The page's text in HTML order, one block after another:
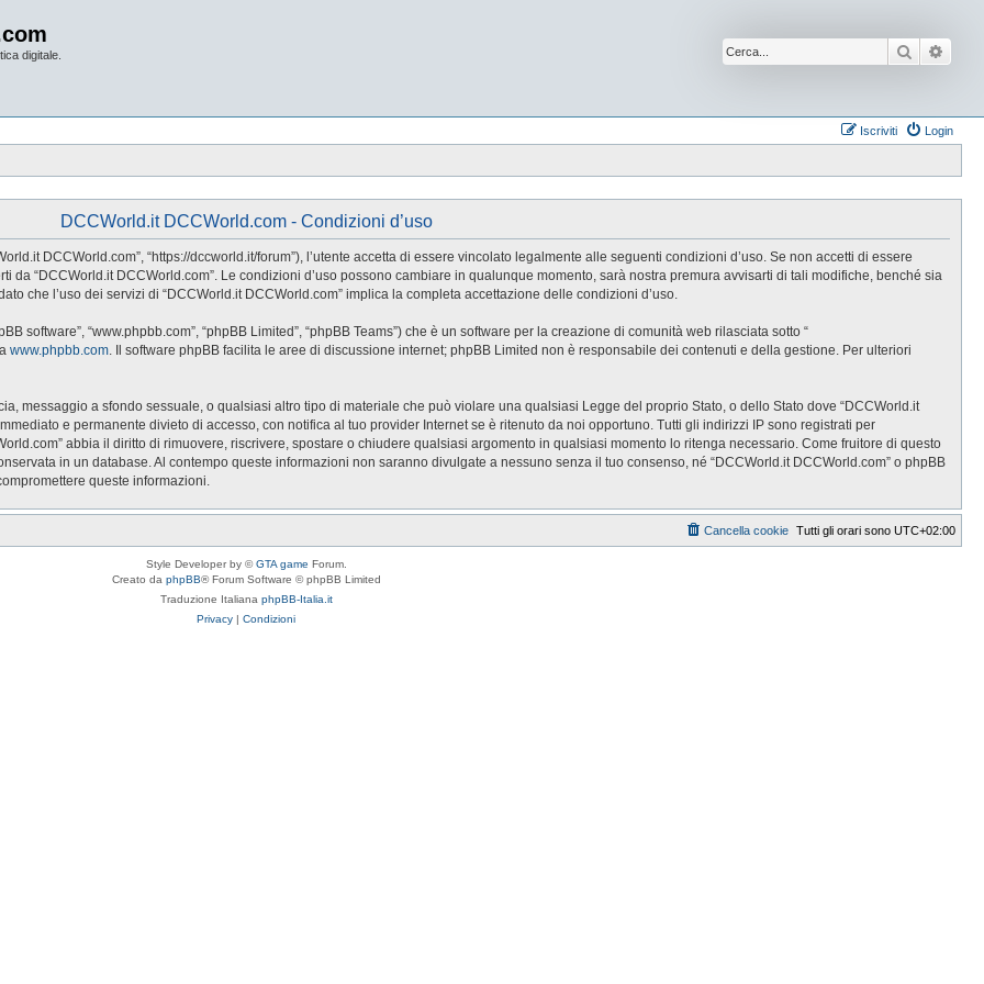
digitale. Cerca
Login
Iscriviti
DCCWorld.it DCCWorld.com - Condizioni d’uso
DCCWorld.com”, “https://dccworld.it/forum”), l’utente accetta di essere vincolato legalmente alle seguenti condizioni d’uso. Se non accetti di essere
da “DCCWorld.it DCCWorld.com”. Le condizioni d’uso possono cambiare in qualunque momento, sarà nostra premura avvisarti di tali modifiche, benché sia
che l’uso dei servizi di “DCCWorld.it DCCWorld.com” implica la completa accettazione delle condizioni d’uso.
software”, “www.phpbb.com”, “phpBB Limited”, “phpBB Teams”) che è un software per la creazione di comunità web rilasciata sotto “
www.phpbb.com. Il software phpBB facilita le aree di discussione internet; phpBB Limited non è responsabile dei contenuti e della gestione. Per ulteriori
messaggio a sfondo sessuale, o qualsiasi altro tipo di materiale che può violare una qualsiasi Legge del proprio Stato, o dello Stato dove “DCCWorld.it
e permanente divieto di accesso, con notifica al tuo provider Internet se è ritenuto da noi opportuno. Tutti gli indirizzi IP sono registrati per
abbia il diritto di rimuovere, riscrivere, spostare o chiudere qualsiasi argomento in qualsiasi momento lo ritenga necessario. Come fruitore di questo
in un database. Al contempo queste informazioni non saranno divulgate a nessuno senza il tuo consenso, né “DCCWorld.it DCCWorld.com” o phpBB
queste informazioni.
Tutti gli orari sono UTC+02:00
Cancella cookie
Style Developer by ©GTA game Forum.
Creato da phpBB® Forum Software © phpBB Limited
Traduzione Italiana phpBB-Italia.it
Privacy | Condizioni